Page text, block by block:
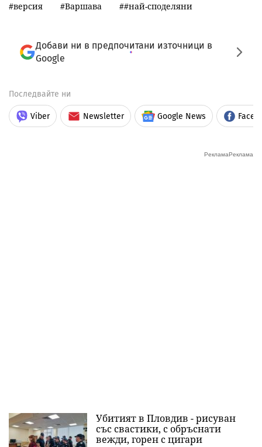
версия
Варшава #най-споделяни
Добави ни в предпочитани източници в
Google
Последвайте ни
Viber Newsletter Google News
Убитият в Пловдив - рисуван
със свастики, с обръснати
вежди, горен с цигари